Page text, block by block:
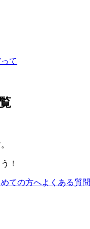
て
！
ての方へよくある質問